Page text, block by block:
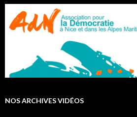
NOS ARCHIVES VIDÉOS